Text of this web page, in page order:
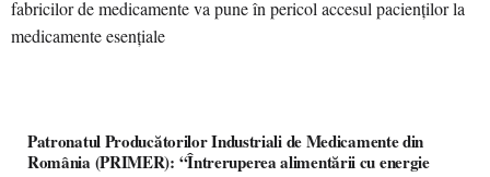
Patronatul Producătorilor Industriali de Medicamente din
România (PRIMER): “Întreruperea alimentării cu energie